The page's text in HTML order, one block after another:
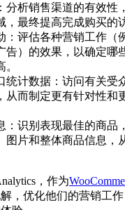
分析销售渠道的有效性
，最终提高完成购买的
：评估各种营销工作（
告）的效果，以确定哪
统计数据：访问有关受
从而制定更有针对性和
：识别表现最佳的商品
图片和整体商品信息，
，作为
，优化他们的营销工